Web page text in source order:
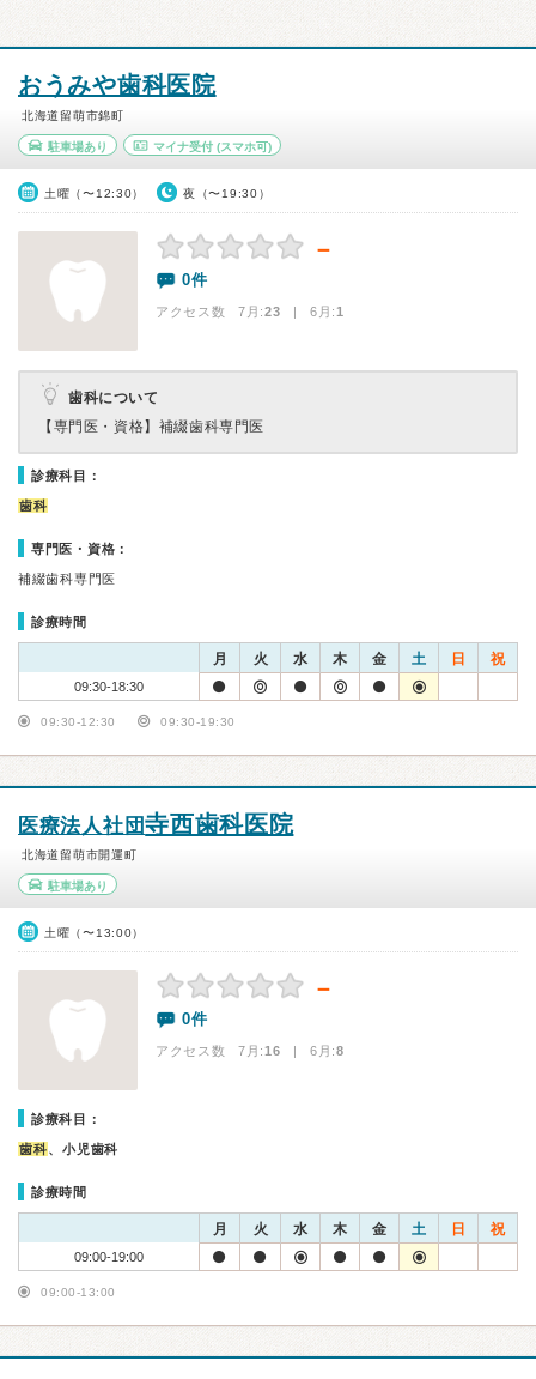
おうみや歯科医院
北海道留萌市錦町
駐車場あり マイナ受付(スマホ可)
土曜（〜12:30） 夜（〜19:30）
－
0件
アクセス数 7月:23 | 6月:1
歯科について
【専門医・資格】 補綴歯科専門医
診療科目：
歯科
専門医・資格：
補綴歯科専門医
診療時間
月 火 水 木 金 土 日 祝
09:30-18:30
09:30-12:30 09:30-19:30
医療法人社団寺西歯科医院
北海道留萌市開運町
駐車場あり
土曜（〜13:00）
－
0件
アクセス数 7月:16 | 6月:8
診療科目：
歯科、小児歯科
診療時間
月 火 水 木 金 土 日 祝
09:00-19:00
09:00-13:00